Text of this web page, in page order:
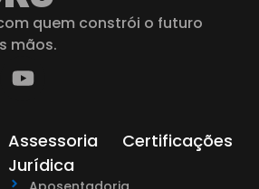
quem constrói o futuro
mãos.
Assessoria
Jurídica
Certificações